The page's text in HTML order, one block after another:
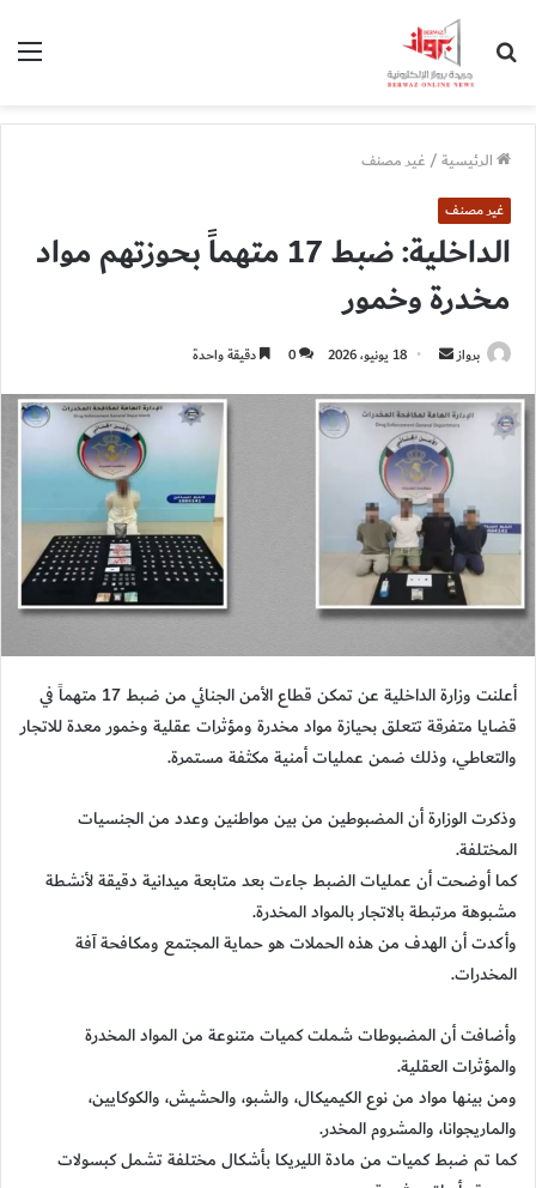
الرئيسية/غير مصنف
غير مصنف
الداخلية: ضبط 17 متهماً بحوزتهم مواد
مخدرة وخمور
برواز
أرسل
إلكترونيا
18 يونيو، 2026 0 دقيقة واحدة
أعلنت وزارة الداخلية عن تمكن قطاع الأمن الجنائي من ضبط 17 متهماً في
قضايا متفرقة تتعلق بحيازة مواد مخدرة ومؤثرات عقلية وخمور معدة للاتجار
والتعاطي، وذلك ضمن عمليات أمنية مكثفة مستمرة.
وذكرت الوزارة أن المضبوطين من بين مواطنين وعدد من الجنسيات
المختلفة.
كما أوضحت أن عمليات الضبط جاءت بعد متابعة ميدانية دقيقة لأنشطة
مشبوهة مرتبطة بالاتجار بالمواد المخدرة.
وأكدت أن الهدف من هذه الحملات هو حماية المجتمع ومكافحة آفة
المخدرات.
وأضافت أن المضبوطات شملت كميات متنوعة من المواد المخدرة
والمؤثرات العقلية.
ومن بينها مواد من نوع الكيميكال، والشبو، والحشيش، والكوكايين،
والماريجوانا، والمشروم المخدر.
كما تم ضبط كميات من مادة الليريكا بأشكال مختلفة تشمل كبسولات